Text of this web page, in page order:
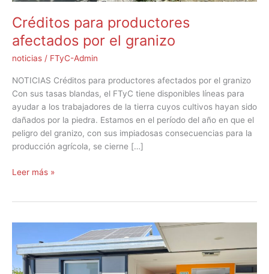
Créditos para productores
afectados por el granizo
noticias / FTyC-Admin
NOTICIAS Créditos para productores afectados por el granizo
Con sus tasas blandas, el FTyC tiene disponibles líneas para
ayudar a los trabajadores de la tierra cuyos cultivos hayan sido
dañados por la piedra. Estamos en el período del año en que el
peligro del granizo, con sus impiadosas consecuencias para la
producción agrícola, se cierne […]
Leer más »
sustentable